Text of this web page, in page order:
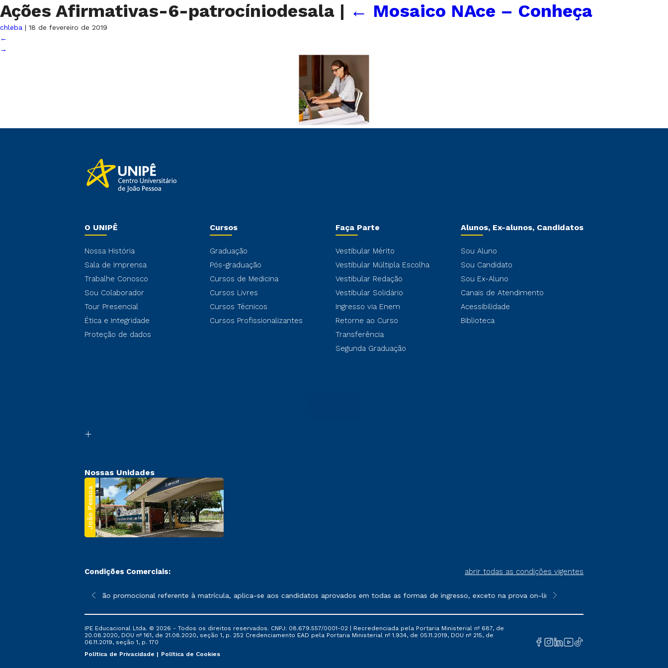
Ações Afirmativas-6-patrocíniodesala | ← Mosaico NAce – Conheça
chleba | 18 de fevereiro de 2019
←
→
O UNIPÊ
Nossa História
Sala de Imprensa
Trabalhe Conosco
Sou Colaborador
Tour Presencial
Ética e Integridade
Proteção de dados
Cursos
Graduação
Pós-graduação
Cursos de Medicina
Cursos Livres
Cursos Técnicos
Cursos Profissionalizantes
Faça Parte
Vestibular Mérito
Vestibular Múltipla Escolha
Vestibular Redação
Vestibular Solidário
Ingresso via Enem
Retorne ao Curso
Transferência
Segunda Graduação
Alunos, Ex-alunos, Candidatos
Sou Aluno
Sou Candidato
Sou Ex-Aluno
Canais de Atendimento
Acessibilidade
Biblioteca
Nossas Unidades
João Pessoa
Condições Comerciais: abrir todas as condições vigentes
sofrer alterações nos períodos de rematrícula conforme exposto no contrato de prestação de serviços.
*A condição promocional referente à matrícula, aplica-se aos candidatos aprovados em todas as formas de ingresso, exceto na prova on-line ou agendada, que ofertam
**Semipresencial é um formato do
IPE Educacional Ltda. © 2026 - Todos os direitos reservados. CNPJ: 08.679.557/0001-02 | Recredenciada pela Portaria Ministerial nº 687, de
20.08.2020, DOU nº 161, de 21.08.2020, seção 1, p. 252 Credenciamento EAD pela Portaria Ministerial nº 1.934, de 05.11.2019, DOU nº 215, de
06.11.2019, seção 1, p. 170
Política de Privacidade
Política de Cookies